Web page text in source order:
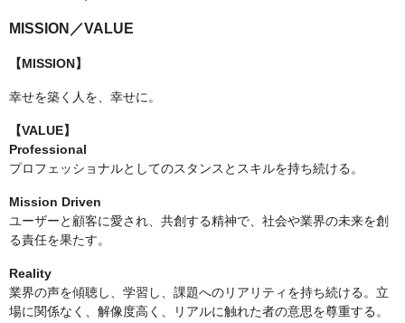
MISSION／VALUE
【MISSION】
幸せを築く人を、幸せに。
【VALUE】
Professional
プロフェッショナルとしてのスタンスとスキルを持ち続ける。
Mission Driven
ユーザーと顧客に愛され、共創する精神で、社会や業界の未来を創
る責任を果たす。
Reality
業界の声を傾聴し、学習し、課題へのリアリティを持ち続ける。立
場に関係なく、解像度高く、リアルに触れた者の意思を尊重する。